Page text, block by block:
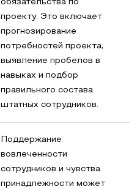
обязательства по
проекту. Это включает
прогнозирование
потребностей проекта,
выявление пробелов в
навыках и подбор
правильного состава
штатных сотрудников.
Поддержание
вовлеченности
сотрудников и чувства
принадлежности может